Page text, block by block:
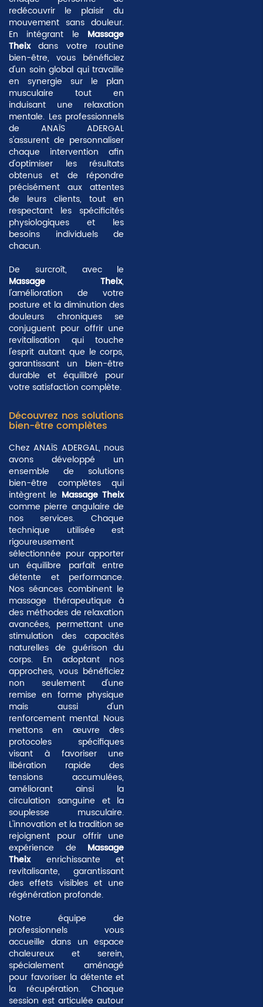
redécouvrir le plaisir du
mouvement sans douleur.
En intégrant le Massage
Theixdans votre routine
bien-être, vous bénéficiez
d'un soin global qui travaille
en synergie sur le plan
musculaire tout en
induisant une relaxation
mentale. Les professionnels
de ANAÏS ADERGAL
s'assurent de personnaliser
chaque intervention afin
d'optimiser les résultats
obtenus et de répondre
précisément aux attentes
de leurs clients, tout en
respectant les spécificités
physiologiques et les
besoins individuels de
chacun.
De surcroît, avec le
Massage Theix,
l'amélioration de votre
posture et la diminution des
douleurs chroniques se
conjuguent pour offrir une
revitalisation qui touche
l'esprit autant que le corps,
garantissant un bien-être
durable et équilibré pour
votre satisfaction complète.
Découvrez nos solutions
bien-être complètes
Chez ANAÏS ADERGAL, nous
avons développé un
ensemble de solutions
bien-être complètes qui
intègrent le Massage Theix
comme pierre angulaire de
nos services. Chaque
technique utilisée est
rigoureusement
sélectionnée pour apporter
un équilibre parfait entre
détente et performance.
Nos séances combinent le
massage thérapeutique à
des méthodes de relaxation
avancées, permettant une
stimulation des capacités
naturelles de guérison du
corps. En adoptant nos
approches, vous bénéficiez
non seulement d'une
remise en forme physique
mais aussi d'un
renforcement mental. Nous
mettons en œuvre des
protocoles spécifiques
visant à favoriser une
libération rapide des
tensions accumulées,
améliorant ainsi la
circulation sanguine et la
souplesse musculaire.
L'innovation et la tradition se
rejoignent pour offrir une
expérience de Massage
Theixenrichissante et
revitalisante, garantissant
des effets visibles et une
régénération profonde.
Notre équipe de
professionnels vous
accueille dans un espace
chaleureux et serein,
spécialement aménagé
pour favoriser la détente et
la récupération. Chaque
session est articulée autour